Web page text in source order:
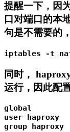
提醒一下，因
口对端口的本
句是不需要的
iptables -t nat -
同时，
运行，因此配
global
user haproxy
group haproxy